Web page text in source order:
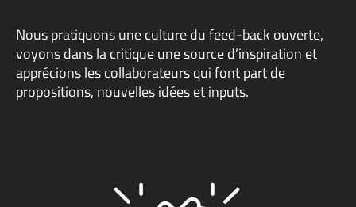
Nous pratiquons une culture du feed-back ouverte,
voyons dans la critique une source d’inspiration et
apprécions les collaborateurs qui font part de
propositions, nouvelles idées et inputs.